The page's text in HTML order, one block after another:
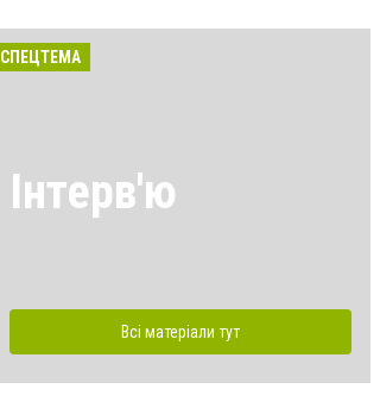
СПЕЦТЕМА
Інтерв'ю
Всі матеріали тут